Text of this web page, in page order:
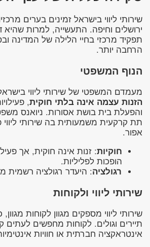
שירותי ליווי בישראל זמינים בערים
ירושלים וחיפה. התעשייה, למרות
תפקיד מרכזי בחיי הלילה של המדינה
הרחבה יותר.
הנוף המשפטי
מעמדם המשפטי של שירותי ליווי
הזנות עצמה אינה בלתי חוקית,
והפעלת בית בושת אסורות. ניואנס
תת קרקעית משמעותית בה שירותי ליווי
אפור.
חוקיות: זנות אינה חוקית, אך
הופכות לפליליות.
רגולציה: היעדר רגולציה
שירותי ליווי ולקוחות
שירותי ליווי מספקים מגוון לקוחות
תיירים וגולים. לקוחות מחפשים לעתים
אינטראקציה חברתית או חוויות